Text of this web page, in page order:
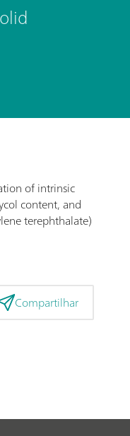
of intrinsic
content, and
terephthalate)
Compartilhar